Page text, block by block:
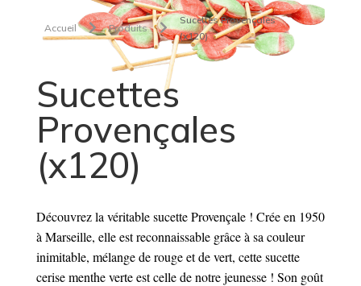
Accueil  Produits 
Sucettes Provençales
(x120)
Sucettes
Provençales
(x120)
Découvrez la véritable sucette Provençale ! Crée en 1950
à Marseille, elle est reconnaissable grâce à sa couleur
inimitable, mélange de rouge et de vert, cette sucette
cerise menthe verte est celle de notre jeunesse ! Son goût